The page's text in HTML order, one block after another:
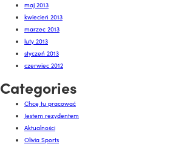
maj 2013
kwiecień 2013
marzec 2013
luty 2013
styczeń 2013
czerwiec 2012
Categories
Chcę tu pracować
Jestem rezydentem
Aktualności
Olivia Sports